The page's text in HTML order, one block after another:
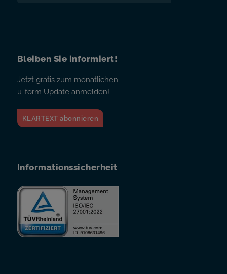
Bleiben Sie informiert!
Jetzt gratiszum monatlichen
u-form Update anmelden!
KLARTEXT abonnieren
Informationssicherheit